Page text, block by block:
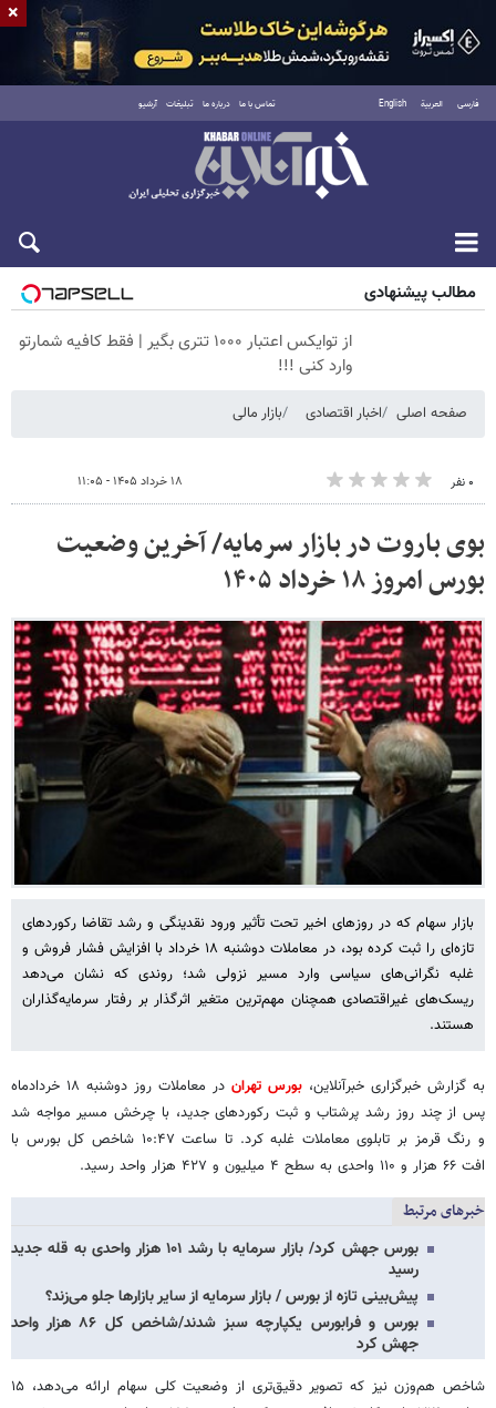
فارسی العربية English تماس با ما درباره ما تبلیغات آرشیو
پنجشنبه ۱۵ مرداد ۱۴۰۵
مطالب پیشنهادی
از توایکس اعتبار ۱۰۰۰ تتری بگیر | فقط کافیه شمارتو
وارد کنی !!!
صفحه اصلی اخبار اقتصادی بازار مالی
۰ نفر ۱۸ خرداد ۱۴۰۵ - ۱۱:۰۵
بوی باروت در بازار سرمایه/ آخرین وضعیت
بورس امروز ۱۸ خرداد ۱۴۰۵
بازار سهام که در روزهای اخیر تحت تأثیر ورود نقدینگی و رشد تقاضا رکوردهای
تازه‌ای را ثبت کرده بود، در معاملات دوشنبه ۱۸ خرداد با افزایش فشار فروش و
غلبه نگرانی‌های سیاسی وارد مسیر نزولی شد؛ روندی که نشان می‌دهد
ریسک‌های غیراقتصادی همچنان مهم‌ترین متغیر اثرگذار بر رفتار سرمایه‌گذاران
هستند.
به گزارش خبرگزاری خبرآنلاین، بورس تهران
در معاملات روز دوشنبه ۱۸ خردادماه
پس از چند روز رشد پرشتاب و ثبت رکوردهای جدید، با چرخش مسیر مواجه شد
و رنگ قرمز بر تابلوی معاملات غلبه کرد. تا ساعت ۱۰:۴۷ شاخص کل بورس با
افت ۶۶ هزار و ۱۱۰ واحدی به سطح ۴ میلیون و ۴۲۷ هزار واحد رسید.
خبرهای مرتبط
بورس جهش کرد/ بازار سرمایه با رشد ۱۰۱ هزار واحدی به قله جدید
رسید
پیش‌بینی تازه از بورس / بازار سرمایه از سایر بازارها جلو می‌زند؟
بورس و فرابورس یکپارچه سبز شدند/شاخص کل ۸۶ هزار واحد
جهش کرد
شاخص هم‌وزن نیز که تصویر دقیق‌تری از وضعیت کلی سهام ارائه می‌دهد، ۱۵
×